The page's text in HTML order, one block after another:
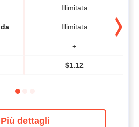
Illimitata
Illimitata
+
$1.12
Più dettagli